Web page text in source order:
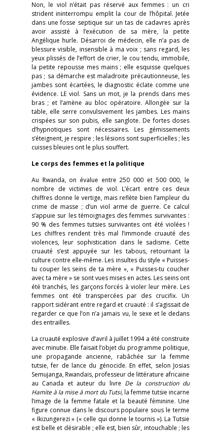
Non, le viol n’était pas réservé aux femmes : un cri
strident ininterrompu emplit la cour de l’hôpital. Jetée
dans une fosse septique sur un tas de cadavres après
avoir assisté à l’exécution de sa mère, la petite
Angélique hurle. Désarroi de médecin, elle n’a pas de
blessure visible, insensible à ma voix ; sans regard, les
yeux plissés de l’effort de crier, le cou tendu, immobile,
la petite repousse mes mains ; elle esquisse quelques
pas ; sa démarche est maladroite précautionneuse, les
jambes sont écartées, le diagnostic éclate comme une
évidence. LE viol. Sans un mot, je la prends dans mes
bras ; et l’amène au bloc opératoire. Allongée sur la
table, elle serre convulsivement les jambes. Les mains
crispées sur son pubis, elle sanglote. De fortes doses
d’hypnotiques sont nécessaires. Les gémissements
s’éteignent, je respire ; les lésions sont superficielles ; les
cuisses bleuies ont le plus souffert.
Le corps des femmes et la politique
Au Rwanda, on évalue entre 250 000 et 500 000, le
nombre de victimes de viol. L’écart entre ces deux
chiffres donne le vertige, mais reflète bien l’ampleur du
crime de masse ; d’un viol arme de guerre. Ce calcul
s’appuie sur les témoignages des femmes survivantes :
90 % des femmes tutsies survivantes ont été violées !
Les chiffres rendent très mal l’immonde cruauté des
violences, leur sophistication dans le sadisme. Cette
cruauté s’est appuyée sur les tabous, retournant la
culture contre elle-même. Les insultes du style « Puisses-
tu couper les seins de ta mère », « Puisses-tu coucher
avec ta mère » se sont vues mises en actes. Les seins ont
été tranchés, les garçons forcés à violer leur mère. Les
femmes ont été transpercées par des crucifix. Un
rapport sidérant entre regard et cruauté : il s’agissait de
regarder ce que l’on n’a jamais vu, le sexe et le dedans
des entrailles.
La cruauté explosive d’avril à juillet 1994 a été construite
avec minutie. Elle faisait l’objet du programme politique,
une propagande ancienne, rabâchée sur la femme
tutsie, fer de lance du génocide. En effet, selon Josias
Semujanga, Rwandais, professeur de littérature africaine
au Canada et auteur du livre De la construction du
Hamite à la mise à mort du Tutsi, la femme tutsie incarne
l’image de la femme fatale et la beauté féminine. Une
figure connue dans le discours populaire sous le terme
« Ikizungerezi » (« celle qui donne le tournis »). La Tutsie
est belle et désirable ; elle est, bien sûr, intouchable ; les